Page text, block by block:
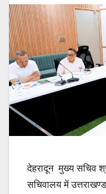
देहरादून मुख्य सचिव
सचिवालय में